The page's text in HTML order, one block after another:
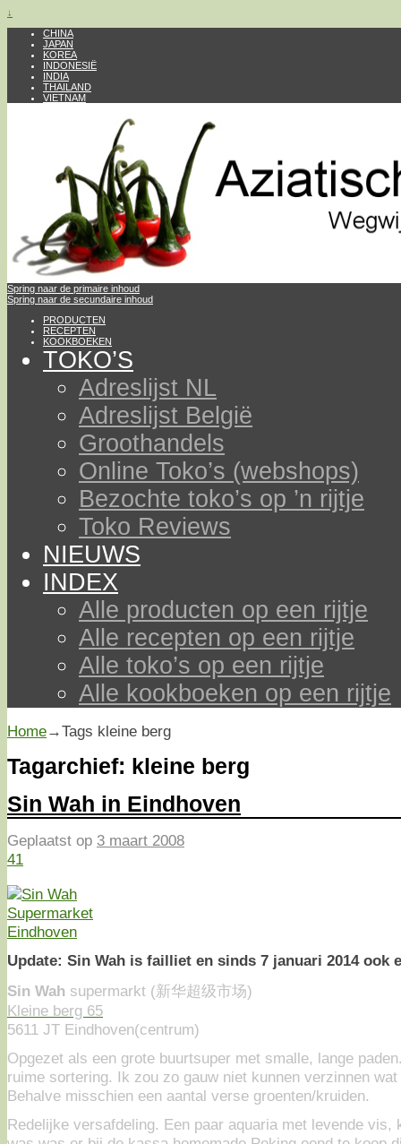
↓
CHINA
JAPAN
KOREA
INDONESIË
INDIA
THAILAND
VIETNAM
Spring naar de primaire inhoud
Spring naar de secundaire inhoud
PRODUCTEN
RECEPTEN
KOOKBOEKEN
TOKO’S
Adreslijst NL
Adreslijst België
Groothandels
Online Toko’s (webshops)
Bezochte toko’s op ’n rijtje
Toko Reviews
NIEUWS
INDEX
Alle producten op een rijtje
Alle recepten op een rijtje
Alle toko’s op een rijtje
Alle kookboeken op een rijtje
Home→Tags kleine berg
Tagarchief: kleine berg
Sin Wah in Eindhoven
Geplaatst op 3 maart 2008
41
Update: Sin Wah is failliet en sinds 7 januari 2014 ook
Sin Wah supermarkt (新华超级市场)
Kleine berg 65
5611 JT Eindhoven(centrum)
Opgezet als een grote buurtsuper met smalle, lange
ruime sortering. Ik zou zo gauw niet kunnen verzinnen
Behalve misschien een aantal verse groenten/kruiden.
Redelijke versafdeling. Een paar aquaria met levende vis,